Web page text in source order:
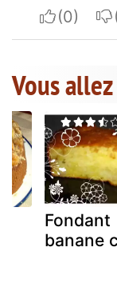
I
Vous
Fondant
banane